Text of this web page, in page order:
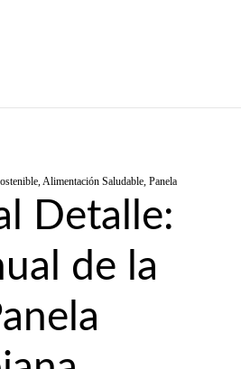
,Alimentación Saludable, Panela
Detalle:
de la